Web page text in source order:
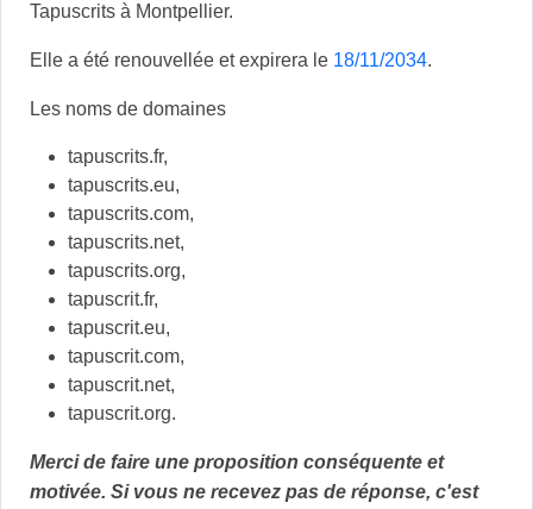
Tapuscrits à Montpellier.
Elle a été renouvellée et expirera le 18/11/2034.
Les noms de domaines
tapuscrits.fr,
tapuscrits.eu,
tapuscrits.com,
tapuscrits.net,
tapuscrits.org,
tapuscrit.fr,
tapuscrit.eu,
tapuscrit.com,
tapuscrit.net,
tapuscrit.org.
Merci de faire une proposition conséquente et
motivée. Si vous ne recevez pas de réponse, c'est